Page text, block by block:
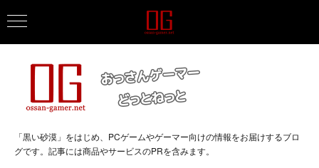
「黒い砂漠」をはじめ、PCゲームやゲーマー向けの情報をお届けするブロ
グです。記事には商品やサービスのPRを含みます。